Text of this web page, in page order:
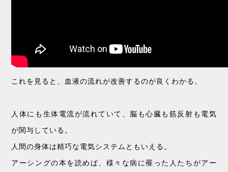
これを見ると、血液の流れが改善するのが良くわかる。
人体にも生体電流が流れていて、脳も心臓も筋反射も電気
が関与している。
人間の身体は精巧な電気システムともいえる。
アーシングの本を読めば、様々な病に罹った人たちがアー